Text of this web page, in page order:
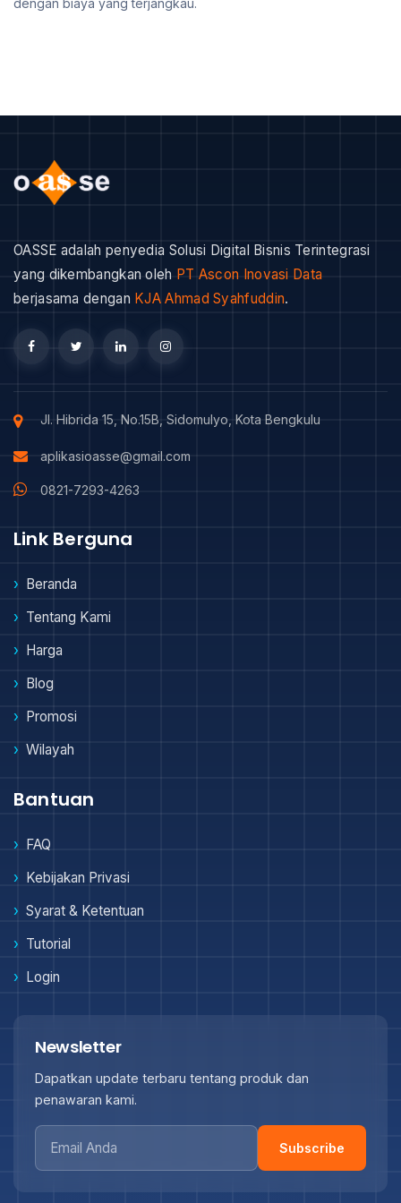
dengan biaya yang terjangkau.
OASSE adalah penyedia Solusi Digital Bisnis Terintegrasi
yang dikembangkan oleh PT Ascon Inovasi Data
berjasama dengan KJA Ahmad Syahfuddin.
Jl. Hibrida 15, No.15B, Sidomulyo, Kota Bengkulu
aplikasioasse@gmail.com
0821-7293-4263
Link Berguna
Beranda
Tentang Kami
Harga
Blog
Promosi
Wilayah
Bantuan
FAQ
Kebijakan Privasi
Syarat & Ketentuan
Tutorial
Login
Newsletter
Dapatkan update terbaru tentang produk dan
penawaran kami.
Subscribe